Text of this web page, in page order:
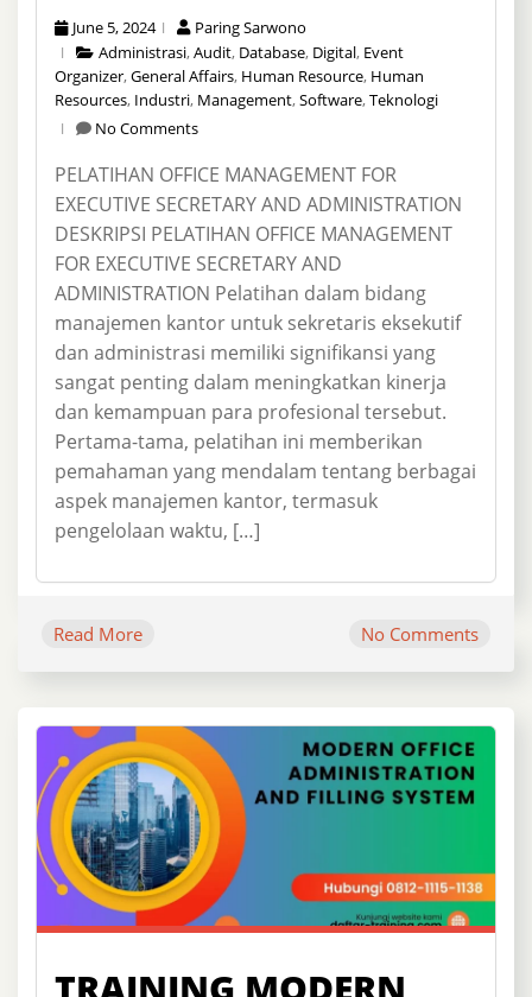
June 5, 2024
Paring Sarwono
Administrasi,Audit, Database, Digital, Event
Organizer,General Affairs, Human Resource, Human
Resources, Industri, Management,Software,Teknologi
No Comments
PELATIHAN OFFICE MANAGEMENT FOR
EXECUTIVE SECRETARY AND ADMINISTRATION
DESKRIPSI PELATIHAN OFFICE MANAGEMENT
FOR EXECUTIVE SECRETARY AND
ADMINISTRATION Pelatihan dalam bidang
manajemen kantor untuk sekretaris eksekutif
dan administrasi memiliki signifikansi yang
sangat penting dalam meningkatkan kinerja
dan kemampuan para profesional tersebut.
Pertama-tama, pelatihan ini memberikan
pemahaman yang mendalam tentang berbagai
aspek manajemen kantor, termasuk
pengelolaan waktu, […]
Read More No Comments